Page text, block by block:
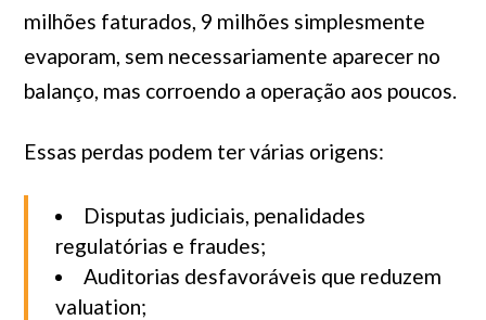
milhões faturados, 9 milhões simplesmente
evaporam, sem necessariamente aparecer no
balanço, mas corroendo a operação aos poucos.
Essas perdas podem ter várias origens:
Disputas judiciais, penalidades
regulatórias e fraudes;
Auditorias desfavoráveis que reduzem
valuation;